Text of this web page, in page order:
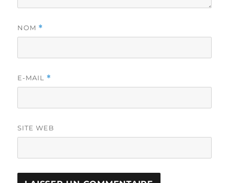
NOM *
E-MAIL *
SITE WEB